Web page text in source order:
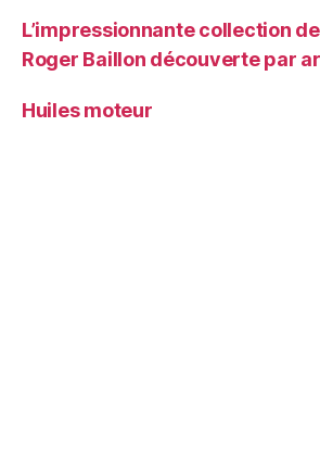
L’impressionnante collection
Roger Baillon découverte par
Huiles moteur